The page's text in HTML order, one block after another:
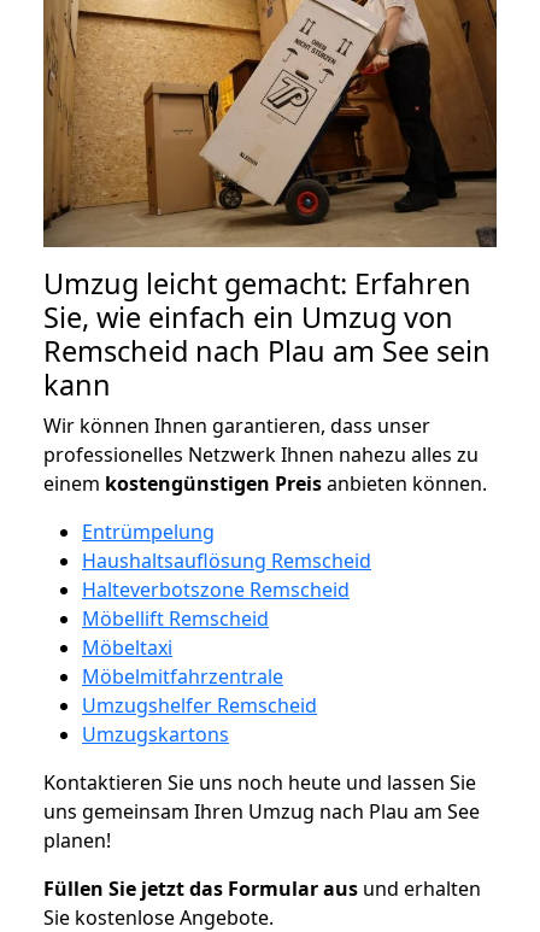
Umzug leicht gemacht: Erfahren
Sie, wie einfach ein Umzug von
Remscheid nach Plau am See sein
kann
Wir können Ihnen garantieren, dass unser
professionelles Netzwerk Ihnen nahezu alles zu
einem kostengünstigen Preisanbieten können.
Entrümpelung
Haushaltsauflösung Remscheid
Halteverbotszone Remscheid
Möbellift Remscheid
Möbeltaxi
Möbelmitfahrzentrale
Umzugshelfer Remscheid
Umzugskartons
Kontaktieren Sie uns noch heute und lassen Sie
uns gemeinsam Ihren Umzug nach Plau am See
planen!
Füllen Sie jetzt das Formular aus und erhalten
Sie kostenlose Angebote.